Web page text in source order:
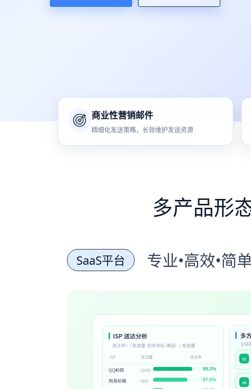
商业性营销邮件
精细化发送策略，长效维护发送资源
多产品形
SaaS平台 专业•高效•简